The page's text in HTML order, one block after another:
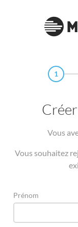
1
Vous
Vous souhaitez
Prénom